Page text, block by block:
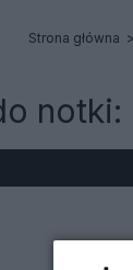
Strona główna
notki: